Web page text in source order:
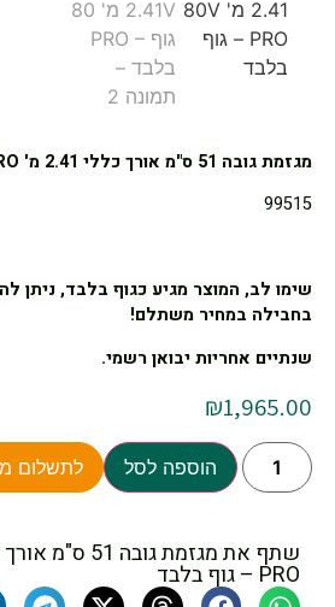
מגזמת גובה 51 ס"מ אורך כללי 2.41 מ' 80V PRO – גוף בלבד.
99515
שימו לב, המוצר מגיע כגוף בלבד, ניתן
בחבילה במחיר משתלם!
שנתיים אחריות יבואן רשמי.
₪1,965.00
הוספה לסל לתשלום
PRO – גוף בלבד